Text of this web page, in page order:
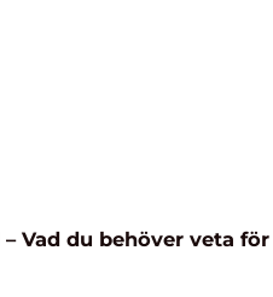
Vad du behöver veta